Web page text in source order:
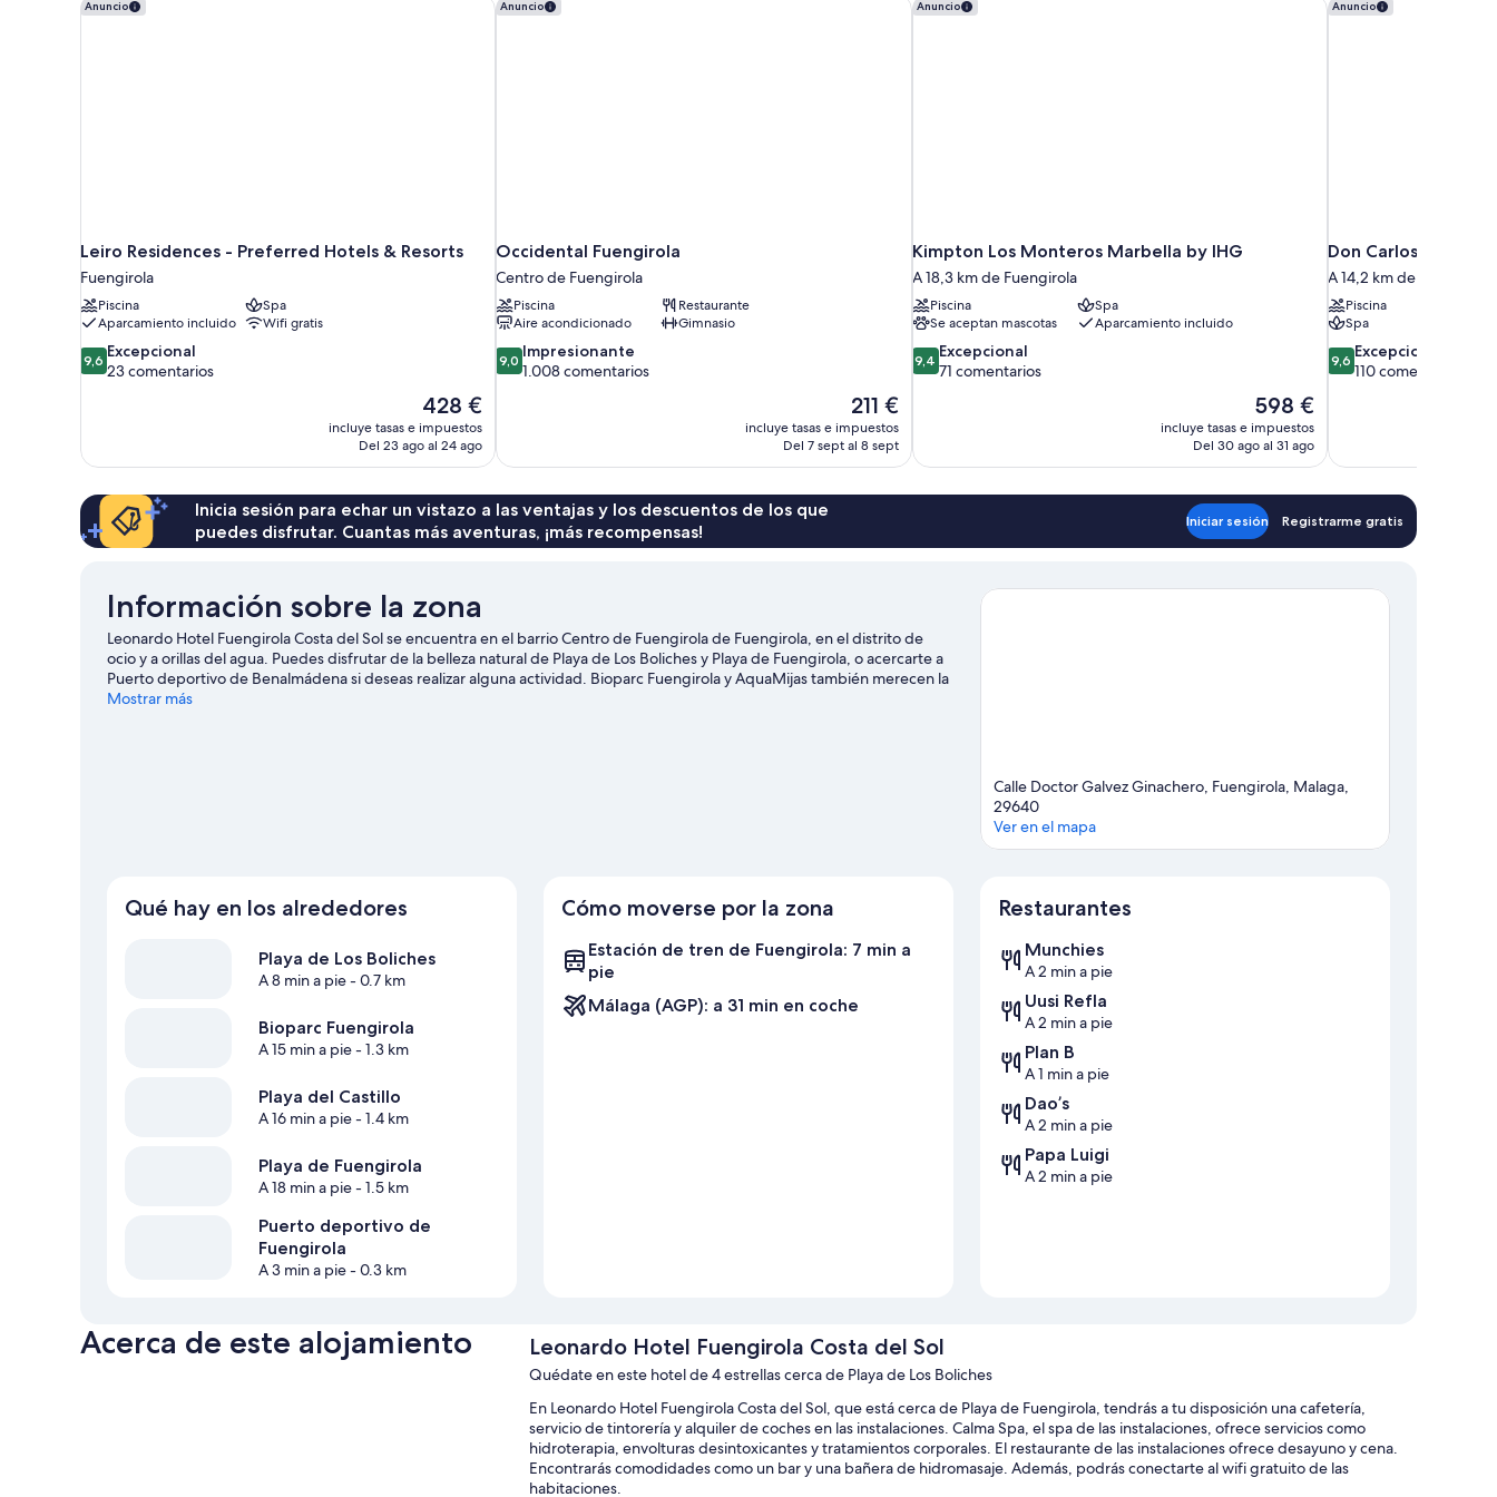
Anuncio
Leiro Residences - Preferred Hotels & Resorts
Fuengirola
Piscina
Spa
Aparcamiento incluido
Wifi gratis
9.6
sobre
9,6 Excepcional
23 comentarios
El
precio
actual
428 €
428 €
incluye tasas e impuestos
Del 23 ago al 24 ago
Anuncio
Occidental Fuengirola
Centro de Fuengirola
Piscina
Restaurante
Aire acondicionado
Gimnasio
9.0
sobre
9,0 Impresionante
1.008 comentarios
El
precio
actual
211 €
211 €
incluye tasas e impuestos
Del 7 sept al 8 sept
Anuncio
Kimpton Los Monteros Marbella by IHG
A 18,3 km de Fuengirola
Piscina
Spa
Se aceptan mascotas
Aparcamiento incluido
9.4
sobre
9,4 Excepcional
71 comentarios
El
precio
actual
598 €
598 €
incluye tasas e impuestos
Del 30 ago al 31 ago
Anuncio
Don Carlos Marbella
A 14,2 km de Fuengirola
Piscina
Spa
9.6
sobre
9,6 Excepcional
110 comentarios
Inicia sesión para echar un vistazo a las ventajas y los descuentos de los que
puedes disfrutar. Cuantas más aventuras, ¡más recompensas!
Iniciar sesión Registrarme gratis
Información sobre la zona
Leonardo Hotel Fuengirola Costa del Sol se encuentra en el barrio Centro de Fuengirola de Fuengirola, en el distrito de
ocio y a orillas del agua. Puedes disfrutar de la belleza natural de Playa de Los Boliches y Playa de Fuengirola, o acercarte a
Puerto deportivo de Benalmádena si deseas realizar alguna actividad. Bioparc Fuengirola y AquaMijas también merecen la
pena.Ver guía de viaje de Fuengirola
Mostrar más
Calle Doctor Galvez Ginachero, Fuengirola, Malaga,
29640
Ver en el mapa
Qué hay en los alrededores
Playa de Los Boliches
A 8 min a pie- 0.7 km
Bioparc Fuengirola
A 15 min a pie- 1.3 km
Playa del Castillo
A 16 min a pie- 1.4 km
Playa de Fuengirola
A 18 min a pie- 1.5 km
Puerto deportivo de
Fuengirola
A 3 min a pie- 0.3 km
Cómo moverse por la zona
Estación de tren de Fuengirola: 7 min a
pie
Málaga (AGP): a 31 min en coche
Restaurantes
Munchies
A 2 min a pie
Uusi Refla
A 2 min a pie
Plan B
A 1 min a pie
Dao’s
A 2 min a pie
Papa Luigi
A 2 min a pie
Acerca de este alojamiento Leonardo Hotel Fuengirola Costa del Sol
Quédate en este hotel de 4 estrellas cerca de Playa de Los Boliches
En Leonardo Hotel Fuengirola Costa del Sol, que está cerca de Playa de Fuengirola, tendrás a tu disposición una cafetería,
servicio de tintorería y alquiler de coches en las instalaciones. Calma Spa, el spa de las instalaciones, ofrece servicios como
hidroterapia, envolturas desintoxicantes y tratamientos corporales. El restaurante de las instalaciones ofrece desayuno y cena.
Encontrarás comodidades como un bar y una bañera de hidromasaje. Además, podrás conectarte al wifi gratuito de las
habitaciones.